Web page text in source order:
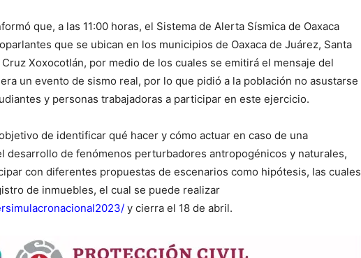
que, a las 11:00 horas, el Sistema de Alerta Sísmica de Oaxaca
que se ubican en los municipios de Oaxaca de Juárez, Santa
Xoxocotlán, por medio de los cuales se emitirá el mensaje del
un evento de sismo real, por lo que pidió a la población no asustarse
y personas trabajadoras a participar en este ejercicio.
de identificar qué hacer y cómo actuar en caso de una
desarrollo de fenómenos perturbadores antropogénicos y naturales,
con diferentes propuestas de escenarios como hipótesis, las cuales
de inmuebles, el cual se puede realizar
y cierra el 18 de abril.